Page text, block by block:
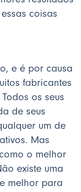
coisas
e é por causa
fabricantes
os seus
de seus
um de
Mas
o melhor
existe uma
melhor para